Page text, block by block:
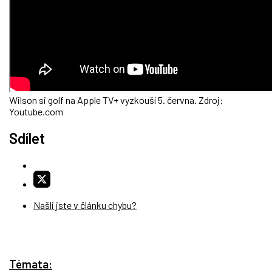
Wilson si golf na Apple TV+ vyzkouší 5. června. Zdroj:
Youtube.com
Sdílet
Našli jste v článku chybu?
Témata: